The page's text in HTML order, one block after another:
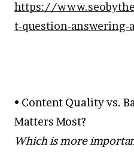
https://
t-question-answering-
• Content Quality vs.
Matters Most?
Which is more